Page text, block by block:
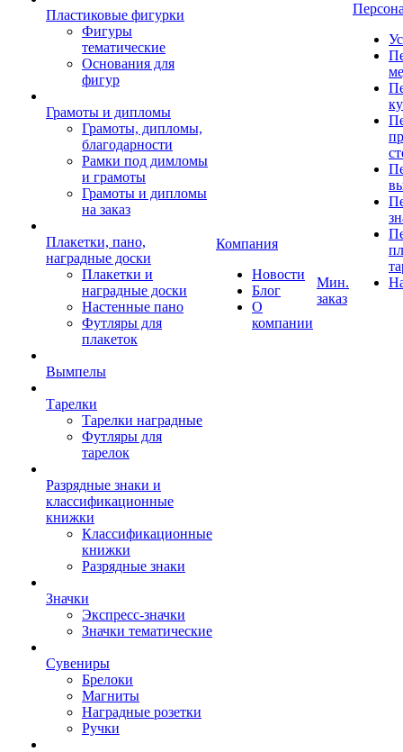
Пластиковые фигурки
Фигуры
тематические
Основания для
фигур
Грамоты и дипломы
Грамоты, дипломы,
благодарности
Рамки под димломы
и грамоты
Грамоты и дипломы
на заказ
Плакетки, пано,
наградные доски
Плакетки и
наградные доски
Настенные пано
Футляры для
плакеток
Вымпелы
Тарелки
Тарелки наградные
Футляры для
тарелок
Разрядные знаки и
классификационные
книжки
Классификационные
книжки
Разрядные знаки
Значки
Экспресс-значки
Значки тематические
Сувениры
Брелоки
Магниты
Наградные розетки
Ручки
Компания
Новости
Блог
О
компании
Мин.
заказ